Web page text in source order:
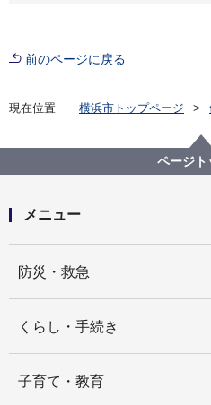
前のページに戻る
現在位置 横浜市トップページ
横浜市福祉調整委員会
ページト
メニュー
防災・救急
くらし・手続き
子育て・教育